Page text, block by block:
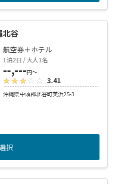
北谷
航空券＋ホテル
1泊2日 / 大人1名
--,---円～
3.41
沖縄県中頭郡北谷町美浜25-3
択